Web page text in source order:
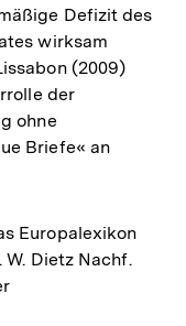
Defizit des
wirksam
(2009)
der
ohne
Briefe« an
Europalexikon
W. Dietz Nachf.